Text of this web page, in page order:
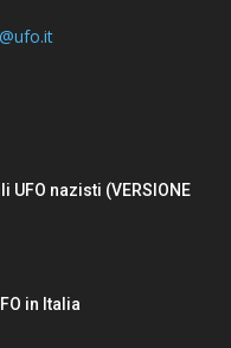
UFO nazisti (VERSIONE
in Italia